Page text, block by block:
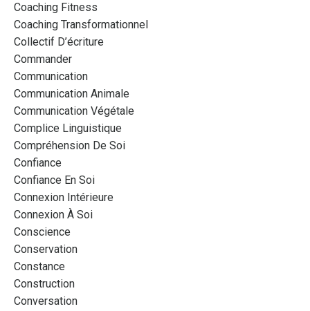
Coaching Fitness
Coaching Transformationnel
Collectif D’écriture
Commander
Communication
Communication Animale
Communication Végétale
Complice Linguistique
Compréhension De Soi
Confiance
Confiance En Soi
Connexion Intérieure
Connexion À Soi
Conscience
Conservation
Constance
Construction
Conversation